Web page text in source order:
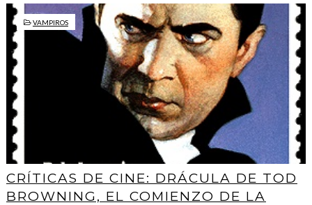
VAMPIROS
CRÍTICAS DE CINE: DRÁCULA DE TOD
BROWNING, EL COMIENZO DE LA